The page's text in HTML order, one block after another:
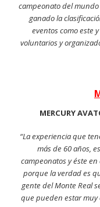
campeonato del
ganado la
eventos como este
voluntarios y
MERCURY
“La experiencia que
más de 60 años,
campeonatos y éste
porque la verdad es
gente del Monte Real
que pueden estar muy